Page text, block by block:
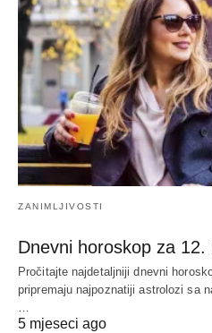
ZANIMLJIVOSTI
Dnevni horoskop za
Pročitajte najdetaljniji dnevni
pripremaju najpoznatiji astrolozi sa
…
5 mjeseci ago